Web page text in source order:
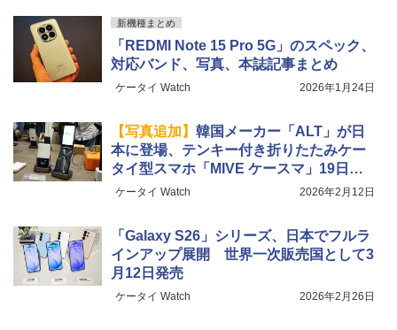
新機種まとめ
「REDMI Note 15 Pro 5G」のスペック、
対応バンド、写真、本誌記事まとめ
ケータイ Watch 2026年1月24日
【写真追加】 韓国メーカー「ALT」が日
本に登場、テンキー付き折りたたみケー
タイ型スマホ「MIVE ケースマ」19日発
売
ケータイ Watch 2026年2月12日
「Galaxy S26」シリーズ、日本でフルラ
インアップ展開 世界一次販売国として3
月12日発売
ケータイ Watch 2026年2月26日